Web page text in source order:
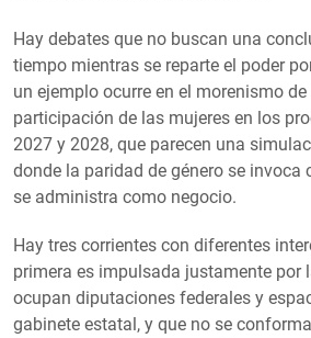
Hay debates que no buscan una
tiempo mientras se reparte el poder
un ejemplo ocurre en el morenismo
participación de las mujeres en los
2027 y 2028, que parecen una
donde la paridad de género se invoca
se administra como negocio.
Hay tres corrientes con diferentes
primera es impulsada justamente por
ocupan diputaciones federales y
gabinete estatal, y que no se